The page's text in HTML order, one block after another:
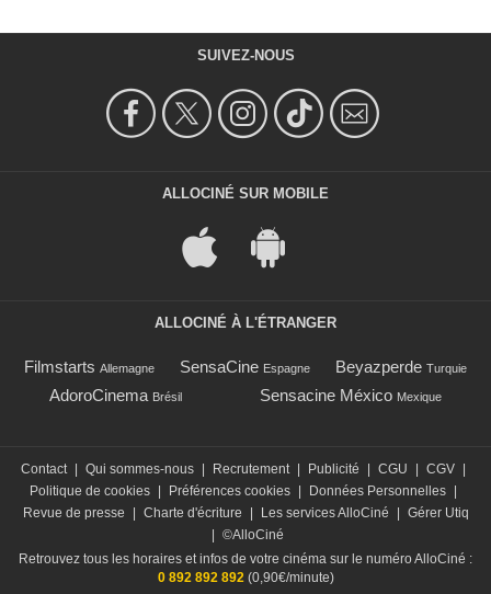
SUIVEZ-NOUS
ALLOCINÉ SUR MOBILE
ALLOCINÉ À L'ÉTRANGER
Filmstarts Allemagne SensaCine Espagne Beyazperde Turquie
AdoroCinema Brésil Sensacine México Mexique
Contact Qui sommes-nous Recrutement Publicité CGU CGV
Politique de cookies
Préférences cookies Données Personnelles
Revue de presse
Charte d'écriture Les services AlloCiné
Gérer Utiq
©AlloCiné
Retrouvez tous les horaires et infos de votre cinéma sur le numéro AlloCiné :
0 892 892 892(0,90€/minute)